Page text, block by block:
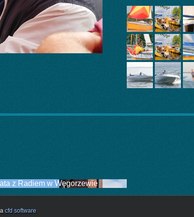
z Radiem w Węgorzewie
cfd software